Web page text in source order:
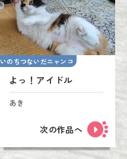
いのちつないだニャンコ
よっ！アイドル
あき
次の作品へ